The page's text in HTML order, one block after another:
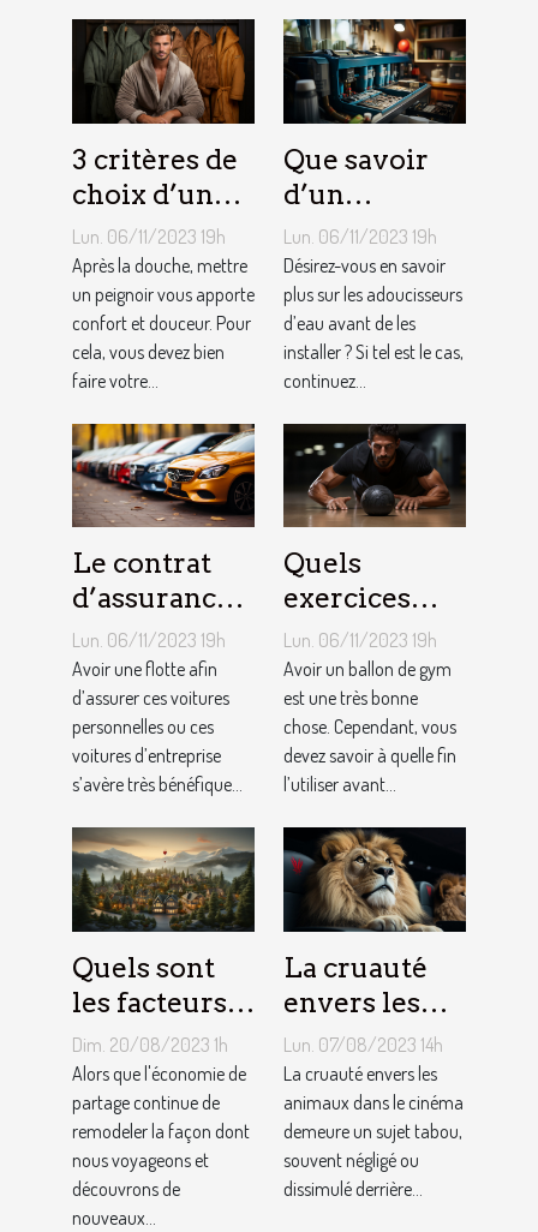
3 critères de
choix d’un
peignoir de
bain pour
homme ?
Lun. 06/11/2023 19h
Après la douche, mettre
un peignoir vous apporte
confort et douceur. Pour
cela, vous devez bien
faire votre...
Que savoir
d’un
adoucisseur
d’eau ?
Lun. 06/11/2023 19h
Désirez-vous en savoir
plus sur les adoucisseurs
d’eau avant de les
installer ? Si tel est le cas,
continuez...
Le contrat
d’assurance
auto par
flotte : est-il
si
bénéfique ?
Lun. 06/11/2023 19h
Avoir une flotte afin
d’assurer ces voitures
personnelles ou ces
voitures d’entreprise
s’avère très bénéfique...
Quels
exercices
pouvez-vous
faire avec un
ballon de
gym ?
Lun. 06/11/2023 19h
Avoir un ballon de gym
est une très bonne
chose. Cependant, vous
devez savoir à quelle fin
l’utiliser avant...
Quels sont
les facteurs
qui sous-
tendent la
tarification
des services
de
conciergerie
Dim. 20/08/2023 1h
Alors que l'économie de
partage continue de
remodeler la façon dont
nous voyageons et
découvrons de
nouveaux...
La cruauté
envers les
animaux
dans le
cinéma : un
sujet tabou
Lun. 07/08/2023 14h
La cruauté envers les
animaux dans le cinéma
demeure un sujet tabou,
souvent négligé ou
dissimulé derrière...